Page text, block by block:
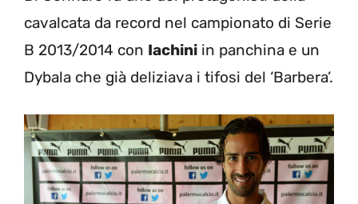
cavalcata da record nel campionato di Serie
B 2013/2014 con Iachini in panchina e un
Dybala che già deliziava i tifosi del ‘Barbera’.